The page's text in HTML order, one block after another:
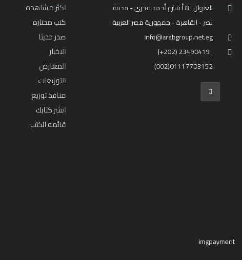
العنوان : 8 أ شارع أحمد فخرى - مدينة
نصر - القاهرة - جمهورية مصر العربية
info@arabgroup.net.eg
(+202) 23490419 ,
(002)01117703152
اكثر مشاهده
كتب مختاره
صدر حديثا
الاخبار
المعارض
التوزيعات
منافذ توزيع
انشر كتابك
قائمه الكتب